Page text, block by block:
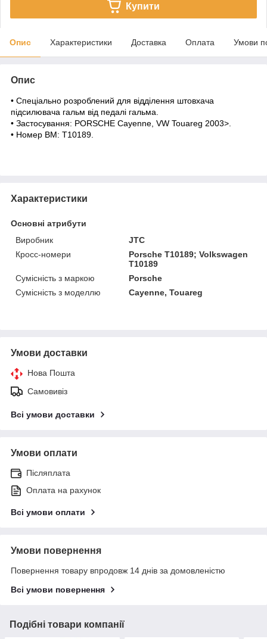
Купити
Опис Характеристики Доставка Оплата Умови
Опис
• Спеціально розроблений для відділення штовхача
підсилювача гальм від педалі гальма.
• Застосування: PORSCHE Cayenne, VW Touareg 2003>.
• Номер ВМ: T10189.
Характеристики
Основні атрибути
Виробник
JTC
Кросс-номери
Porsche T10189; Volkswagen
T10189
Сумісність з маркою
Porsche
Сумісність з моделлю
Cayenne, Touareg
Умови доставки
Нова Пошта
Самовивіз
Всі умови доставки
Умови оплати
Післяплата
Оплата на рахунок
Всі умови оплати
Умови повернення
Повернення товару впродовж 14 днів за домовленістю
Всі умови повернення
Подібні товари компанії